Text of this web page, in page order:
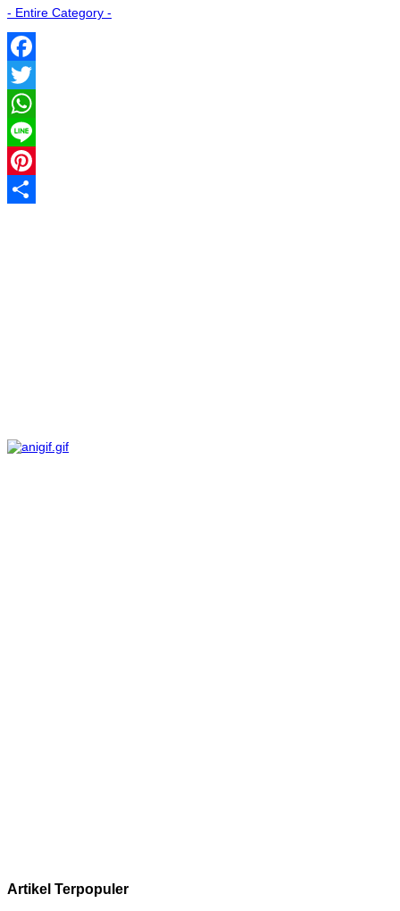
- Entire Category -
Facebook
Twitter
WhatsApp
Line
Pinterest
Artikel Terpopuler